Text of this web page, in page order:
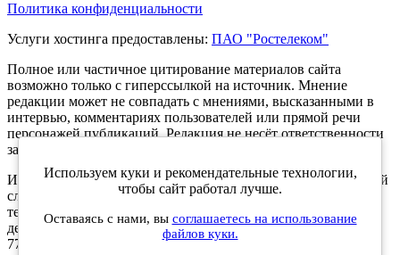
Политика конфиденциальности
Услуги хостинга предоставлены: ПАО "Ростелеком"
Полное или частичное цитирование материалов сайта
возможно только с гиперссылкой на источник. Мнение
редакции может не совпадать с мнениями, высказанными в
интервью, комментариях пользователей или прямой речи
персонажей публикаций. Редакция не несёт ответственности
за текст комментариев читателей.
Интернет-портал Kirov.online зарегистрирован в Федеральной
службе по надзору в сфере связи, информационных
технологий и массовых коммуникаций (Роскомнадзор) 5
декабря 2019 года. Регистрационный номер ЭЛ № ФС 77 -
77189.
Используем куки и рекомендательные технологии,
чтобы сайт работал лучше.
Оставаясь с нами, вы соглашаетесь на использование
файлов куки.